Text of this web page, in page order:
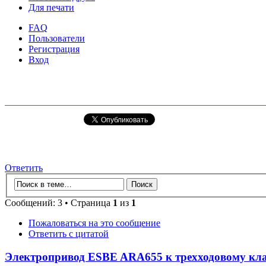
Для печати
FAQ
Пользователи
Регистрация
Вход
Ответить
Сообщений: 3 • Страница 1 из 1
Пожаловаться на это сообщение
Ответить с цитатой
Электропривод ESBE ARA655 к трехходовому